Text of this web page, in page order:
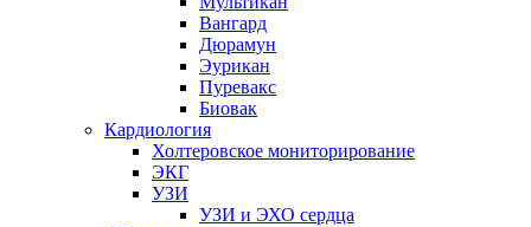
Вангард
Дюрамун
Эурикан
Пуревакс
Биовак
Кардиология
Холтеровское мониторирование
ЭКГ
УЗИ
УЗИ и ЭХО сердца